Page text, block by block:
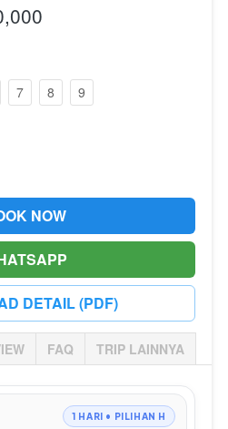
7 8 9
NOW
DETAIL (PDF)
FAQ TRIP LAINNYA
1 HARI • PILIHAN H